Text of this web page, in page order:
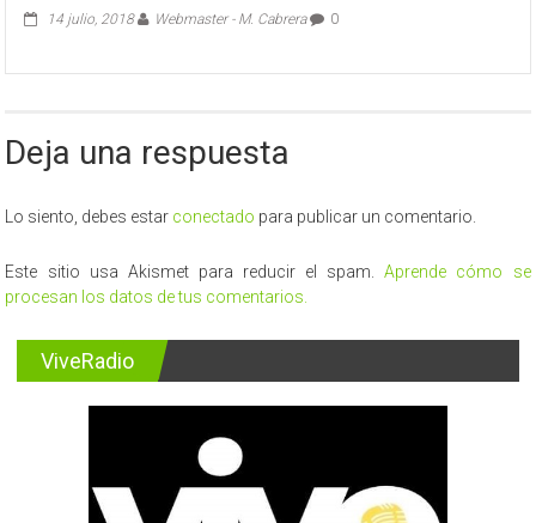
14 julio, 2018 Webmaster - M. Cabrera 0
Deja una respuesta
Lo siento, debes estar conectado para publicar un comentario.
Este sitio usa Akismet para reducir el spam.Aprende cómo se
procesan los datos de tus comentarios.
ViveRadio